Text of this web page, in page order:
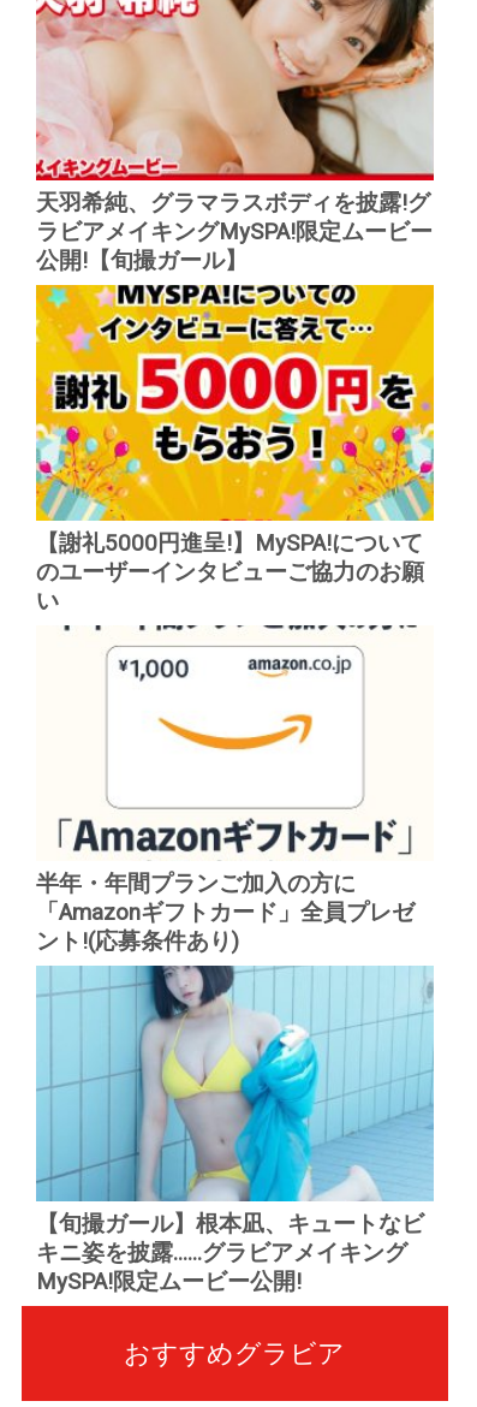
天羽希純、グラマラスボディを披露!グ
ラビアメイキングMySPA!限定ムービー
公開!【旬撮ガール】
【謝礼5000円進呈!】MySPA!について
のユーザーインタビューご協力のお願
い
半年・年間プランご加入の方に
「Amazonギフトカード」全員プレゼ
ント!(応募条件あり)
【旬撮ガール】根本凪、キュートなビ
キニ姿を披露......グラビアメイキング
MySPA!限定ムービー公開!
おすすめグラビア